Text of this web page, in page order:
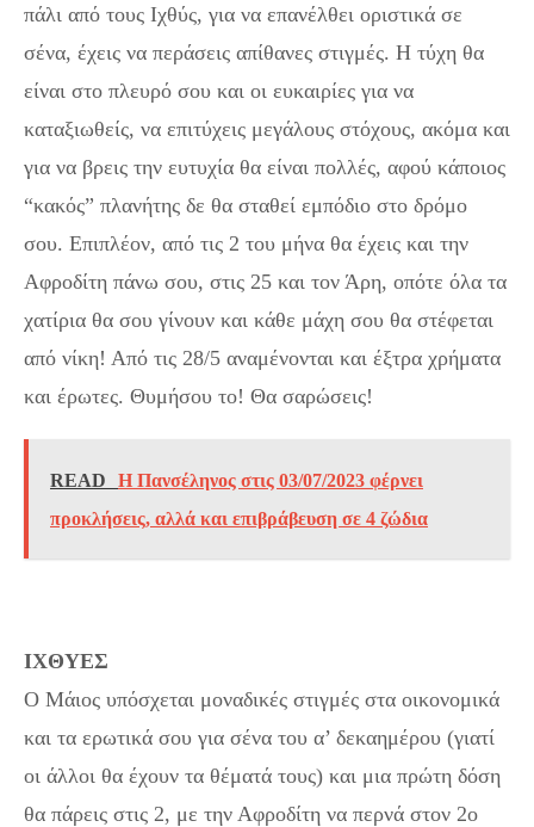
πάλι από τους Ιχθύς, για να επανέλθει οριστικά σε
σένα, έχεις να περάσεις απίθανες στιγμές. Η τύχη θα
είναι στο πλευρό σου και οι ευκαιρίες για να
καταξιωθείς, να επιτύχεις μεγάλους στόχους, ακόμα και
για να βρεις την ευτυχία θα είναι πολλές, αφού κάποιος
“κακός” πλανήτης δε θα σταθεί εμπόδιο στο δρόμο
σου. Επιπλέον, από τις 2 του μήνα θα έχεις και την
Αφροδίτη πάνω σου, στις 25 και τον Άρη, οπότε όλα τα
χατίρια θα σου γίνουν και κάθε μάχη σου θα στέφεται
από νίκη! Από τις 28/5 αναμένονται και έξτρα χρήματα
και έρωτες. Θυμήσου το! Θα σαρώσεις!
READ
Η Πανσέληνος στις 03/07/2023 φέρνει
προκλήσεις, αλλά και επιβράβευση σε 4 ζώδια
ΙΧΘΥΕΣ
Ο Μάιος υπόσχεται μοναδικές στιγμές στα οικονομικά
και τα ερωτικά σου για σένα του α’ δεκαημέρου (γιατί
οι άλλοι θα έχουν τα θέματά τους) και μια πρώτη δόση
θα πάρεις στις 2, με την Αφροδίτη να περνά στον 2ο